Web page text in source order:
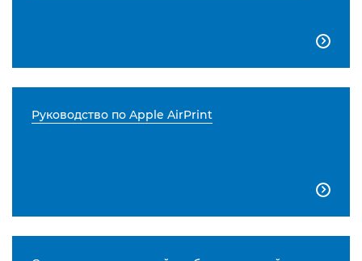

Руководство по Apple AirPrint
